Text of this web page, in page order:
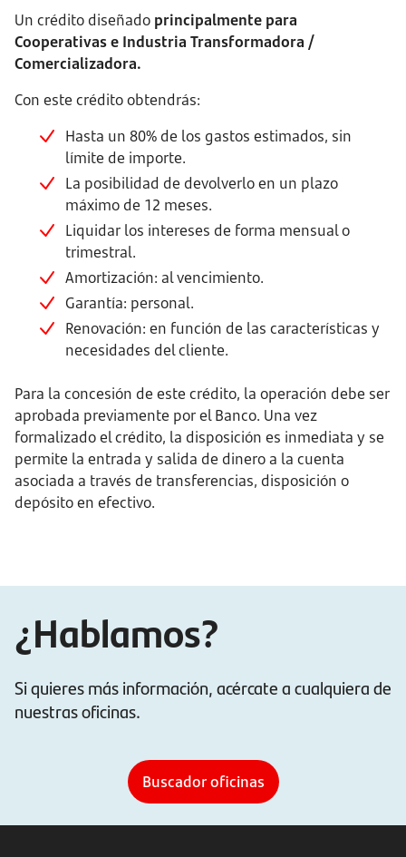
Un crédito diseñado principalmente para
Cooperativas e Industria Transformadora /
Comercializadora.
Con este crédito obtendrás:
Hasta un 80% de los gastos estimados, sin
límite de importe.
La posibilidad de devolverlo en un plazo
máximo de 12 meses.
Liquidar los intereses de forma mensual o
trimestral.
Amortización: al vencimiento.
Garantía: personal.
Renovación: en función de las características y
necesidades del cliente.
Para la concesión de este crédito, la operación debe ser
aprobada previamente por el Banco. Una vez
formalizado el crédito, la disposición es inmediata y se
permite la entrada y salida de dinero a la cuenta
asociada a través de transferencias, disposición o
depósito en efectivo.
¿Hablamos?
Si quieres más información, acércate a cualquiera de
nuestras oficinas.
Buscador oficinas